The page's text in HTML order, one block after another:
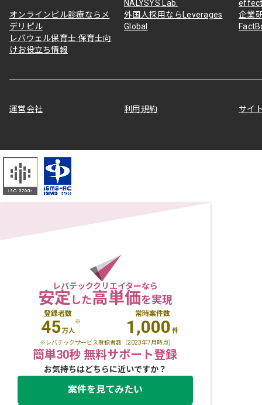
NALYSYS Lab.
オンラインピル診療ならメ
デリピル
外国人採用ならLeverages
Global
企業
レバウェル保育士 保育士向
けお役立ち情報
運営会社 利用規約 サイ
レバテッククリエイターなら
安定した高単価を実現
登録者数
45万人
※
常時案件数
1,000 件
※レバテックサービス登録者数（2023年7月時点)
簡単30秒 無料サポート登録
お気持ちはどちらに近いですか？
案件を見てみたい